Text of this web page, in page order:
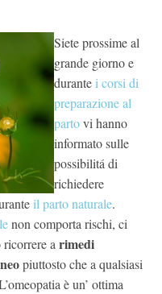
Siete prossime al
grande giorno e
durante i corsi di
preparazione al
partovi hanno
informato sulle
possibilitá di
richiedere
il parto naturale.
non comporta rischi, ci
a rimedi
piuttosto che a qualsiasi
è un’ ottima